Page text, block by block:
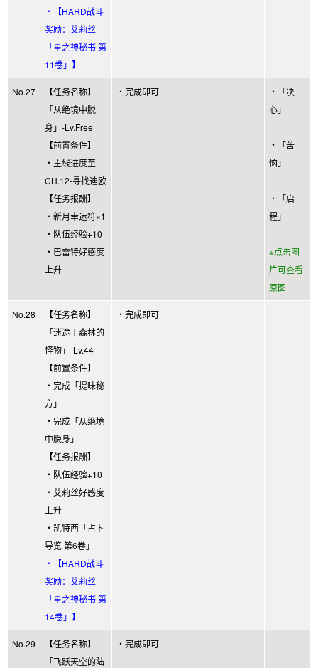
・【HARD战斗
奖励：艾莉丝
「星之神秘书 第
11卷」】
No.27
【任务名称】
「从绝境中脱
身」-Lv.Free
【前置条件】
・主线进度至
CH.12-寻找迪欧
【任务报酬】
・新月幸运符×1
・队伍经验+10
・巴雷特好感度
上升
・完成即可
・「决
心」
・「苦
恼」
・「启
程」
※点击图
片可查看
原图
No.28
【任务名称】
「迷途于森林的
怪物」-Lv.44
【前置条件】
・完成「提味秘
方」
・完成「从绝境
中脱身」
【任务报酬】
・队伍经验+10
・艾莉丝好感度
上升
・凯特西「占卜
导览 第6卷」
・【HARD战斗
奖励：艾莉丝
「星之神秘书 第
14卷」】
・完成即可
No.29
【任务名称】
「飞跃天空的陆
・完成即可